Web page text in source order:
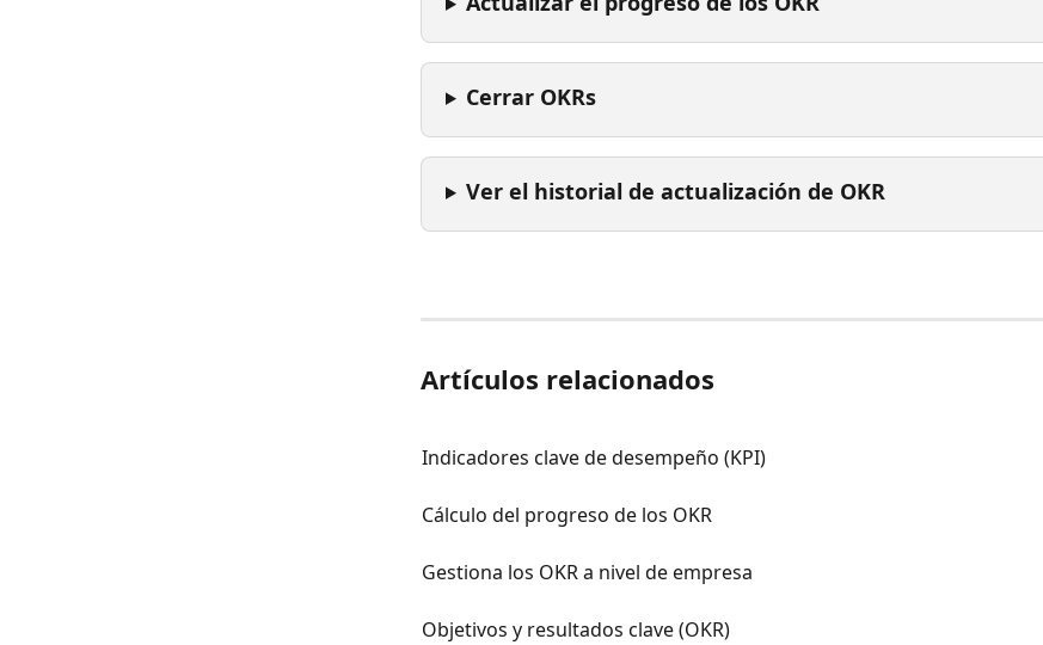
Cerrar OKRs
Ver el historial de actualización de OKR
Artículos relacionados
Indicadores clave de desempeño (KPI)
Cálculo del progreso de los OKR
Gestiona los OKR a nivel de empresa
Objetivos y resultados clave (OKR)